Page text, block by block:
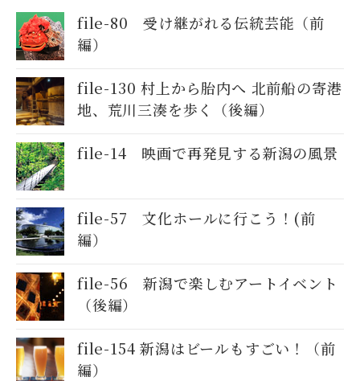
file-80 受け継がれる伝統芸能（前
編）
file-130 村上から胎内へ 北前船の寄港
地、荒川三湊を歩く（後編）
file-14 映画で再発見する新潟の風景
file-57 文化ホールに行こう！(前
編）
file-56 新潟で楽しむアートイベント
（後編）
file-154 新潟はビールもすごい！（前
編）